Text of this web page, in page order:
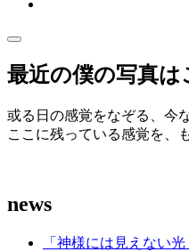
サ
イ
バ
サ
イ
ド
ー
を
開
最近の僕の写真は
或る日の感覚をなぞる、今
ここに残っている感覚を、
news
「神様には見えない光